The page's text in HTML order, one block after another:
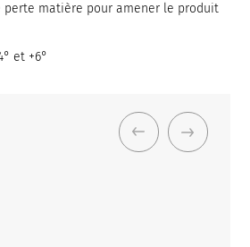
perte matière pour amener le produit
et +6°